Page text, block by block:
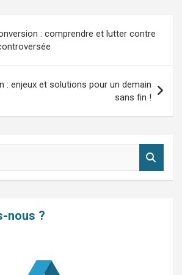
: comprendre et lutter contre
: enjeux et solutions pour un demain
sans fin !
nous ?